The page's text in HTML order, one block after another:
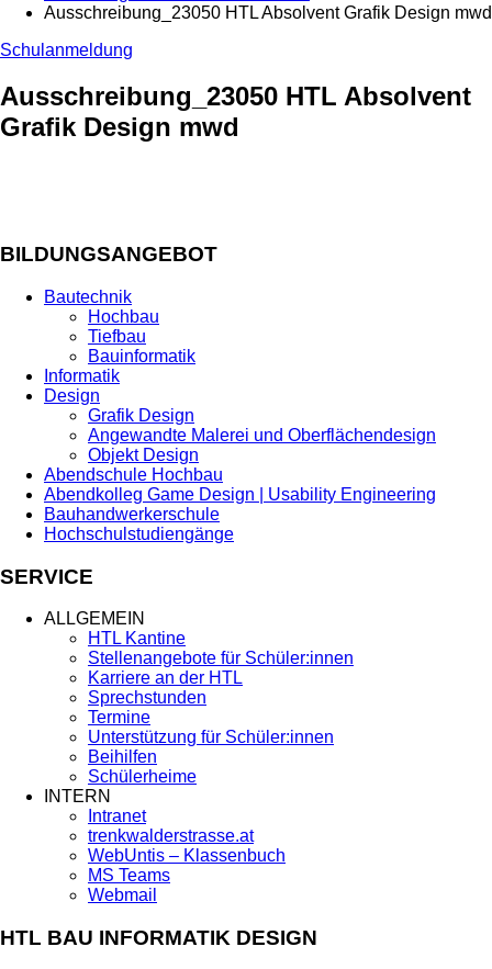
Ausschreibung_23050 HTL Absolvent Grafik Design mwd
Schulanmeldung
Ausschreibung_23050 HTL Absolvent
Grafik Design mwd
BILDUNGSANGEBOT
Bautechnik
Hochbau
Tiefbau
Bauinformatik
Informatik
Design
Grafik Design
Angewandte Malerei und Oberflächendesign
Objekt Design
Abendschule Hochbau
Abendkolleg Game Design | Usability Engineering
Bauhandwerkerschule
Hochschulstudiengänge
SERVICE
ALLGEMEIN
HTL Kantine
Stellenangebote für Schüler:innen
Karriere an der HTL
Sprechstunden
Termine
Unterstützung für Schüler:innen
Beihilfen
Schülerheime
INTERN
Intranet
trenkwalderstrasse.at
WebUntis – Klassenbuch
MS Teams
Webmail
HTL BAU INFORMATIK DESIGN